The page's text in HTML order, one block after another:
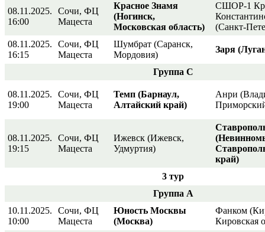
08.11.2025.
16:00
Сочи, ФЦ
Мацеста
Красное Знамя
(Ногинск,
Московская область)
СШОР-1
(Санкт-
08.11.2025.
16:15
Сочи, ФЦ
Мацеста
Шумбрат (Саранск,
Мордовия)
Заря
Группа С
08.11.2025.
19:00
Сочи, ФЦ
Мацеста
Темп (Барнаул,
Алтайский край)
Анри
08.11.2025.
19:15
Сочи, ФЦ
Мацеста
Ижевск (Ижевск,
Удмуртия)
край)
3 тур
Группа А
10.11.2025.
10:00
Сочи, ФЦ
Мацеста
Юность Москвы
(Москва)
Фанком
Кировская